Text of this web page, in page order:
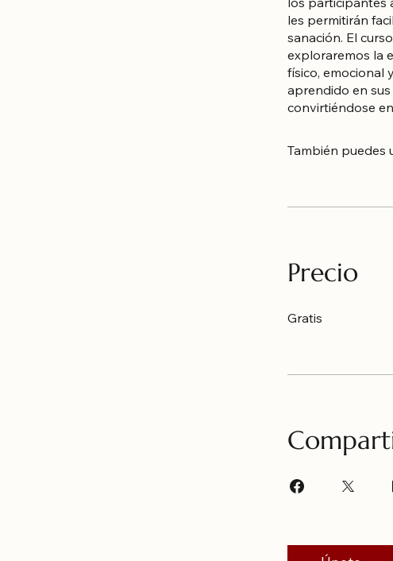
les permitirán
sanación. El
exploraremos la
físico, emocional
aprendido en
convirtiéndose
También puedes
Precio
Gratis